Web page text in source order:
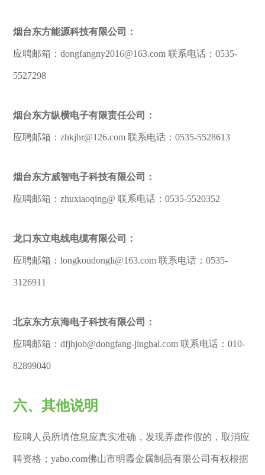
烟台东方能源科技有限公司：
应聘邮箱：dongfangny2016@163.com 联系电话：0535-
5527298
烟台东方纵横电子有限责任公司：
应聘邮箱：zhkjhr@126.com 联系电话：0535-5528613
烟台东方威智电子科技有限公司：
应聘邮箱：zhuxiaoqing@ 联系电话：0535-5520352
龙口东立电线电缆有限公司：
应聘邮箱：longkoudongli@163.com 联系电话：0535-
3126911
北京东方京海电子科技有限公司：
应聘邮箱：dfjhjob@dongfang-jinghai.com 联系电话：010-
82899040
六、其他说明
应聘人员所填信息应真实准确，发现弄虚作假的，取消应
聘资格；yabo.com佛山市明霞金属制品有限公司有权根据